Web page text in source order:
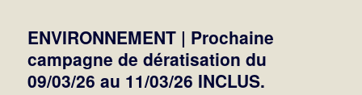
ENVIRONNEMENT | Prochaine
campagne de dératisation du
09/03/26 au 11/03/26 INCLUS.